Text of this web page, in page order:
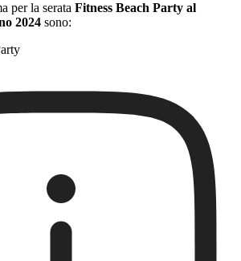
per la serata Fitness Beach Party al
2024 sono: